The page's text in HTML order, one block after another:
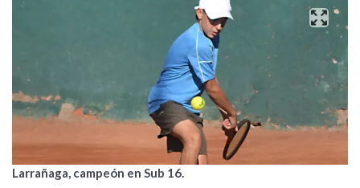
Larrañaga, campeón en Sub 16.